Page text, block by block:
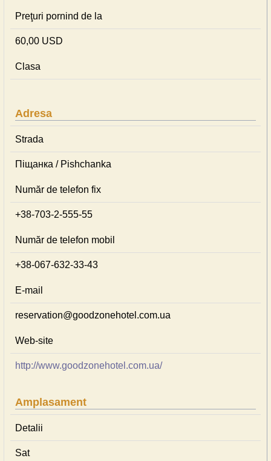
Preţuri pornind de la
60,00 USD
Clasa
Adresa
Strada
Піщанка / Pishchanka
Număr de telefon fix
+38-703-2-555-55
Număr de telefon mobil
+38-067-632-33-43
E-mail
reservation@goodzonehotel.com.ua
Web-site
http://www.goodzonehotel.com.ua/
Amplasament
Detalii
Sat